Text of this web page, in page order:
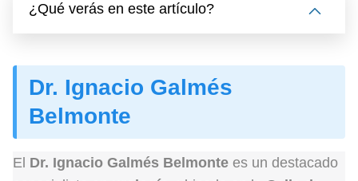
¿Qué verás en este artículo?
Dr. Ignacio Galmés
Belmonte
El Dr. Ignacio Galmés Belmonte es un destacado